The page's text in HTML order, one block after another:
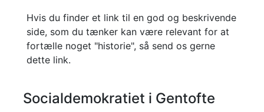
Hvis du finder et link til en god og beskrivende
side, som du tænker kan være relevant for at
fortælle noget "historie", så send os gerne
dette link.
Socialdemokratiet i Gentofte